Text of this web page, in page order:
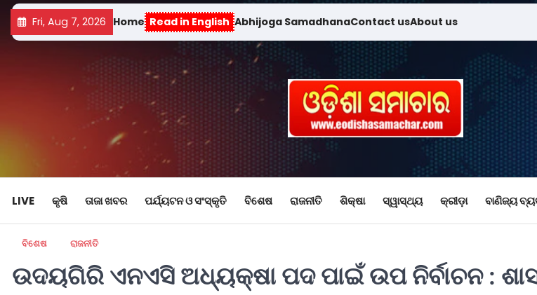
Fri, Aug 7, 2026 Home Read in English Abhijoga SamadhanaContact usAbout us
LIVE କୃଷି ତାଜା ଖବର ପର୍ଯ୍ୟଟନ ଓ ସଂସ୍କୃତି ବିଶେଷ ରାଜନୀତି ଶିକ୍ଷା ସ୍ୱାସ୍ଥ୍ୟ କ୍ରୀଡ଼ା ବାଣିଜ୍ୟ
ବିଶେଷ ରାଜନୀତି
ଉଦୟଗିରି ଏନଏସି ଅଧ୍ୟକ୍ଷା ପଦ ପାଇଁ ଉପ ନିର୍ବାଚନ :